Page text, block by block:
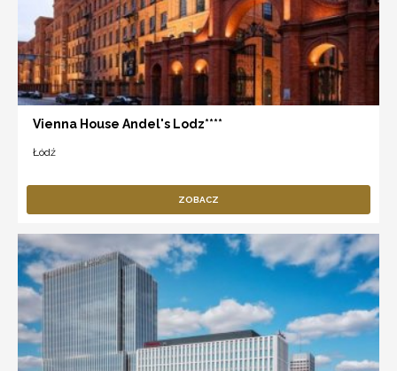
Vienna House Andel's Lodz****
Łódź
ZOBACZ